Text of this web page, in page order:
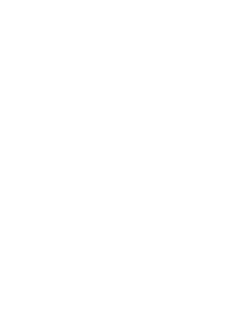
août 2026